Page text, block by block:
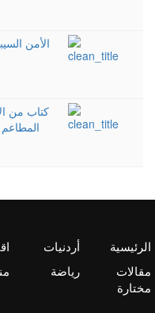
كتاب من
الرئيسية أردنيات
مقالات
مختارة
رياضة